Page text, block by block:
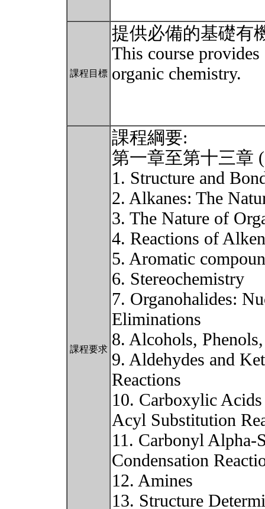
課程目標
提供必備的基礎有
This course
organic chemistry.
課程要求
課程綱要:
第一章至第十三章
1. Structure and
2. Alkanes: The
3. The Nature of
4. Reactions of
5. Aromatic
6. Stereochemistry
7. Organohalides:
Eliminations
8. Alcohols,
9. Aldehydes and
Reactions
10. Carboxylic
Acyl Substitution
11. Carbonyl Alpha-
Condensation
12. Amines
13. Structure